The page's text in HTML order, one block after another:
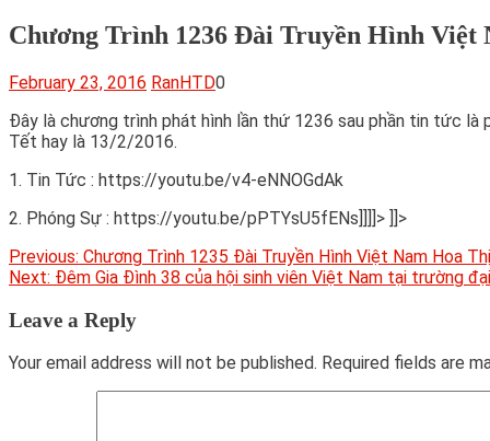
Chương Trình 1236 Đài Truyền Hình
February 23, 2016 RanHTD0
Đây là chương trình phát hình lần thứ 1236 sau phần tin tức là
Tết hay là 13/2/2016.
1. Tin Tức : https://youtu.be/v4-eNNOGdAk
2. Phóng Sự : https://youtu.be/pPTYsU5fENs]]]]> ]]>
Post
navigation
Previous: Chương Trình 1235 Đài Truyền Hình Việt Nam Hoa
Next: Đêm Gia Đình 38 của hội sinh viên Việt Nam tại trường
Leave a Reply
Your email address will not be published. Required fields are